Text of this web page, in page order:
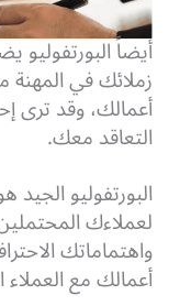
أيضاً
زملائك في
أعمالك، وقد
التعاقد معك.
البورتفوليو
لعملاءك
واهتماماتك
أعمالك مع